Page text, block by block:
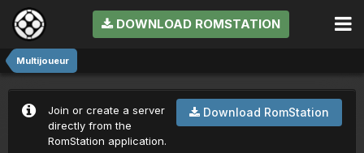
DOWNLOAD ROMSTATION
Multijoueur
Download RomStation
Join or create a server
directly from the
RomStation application.